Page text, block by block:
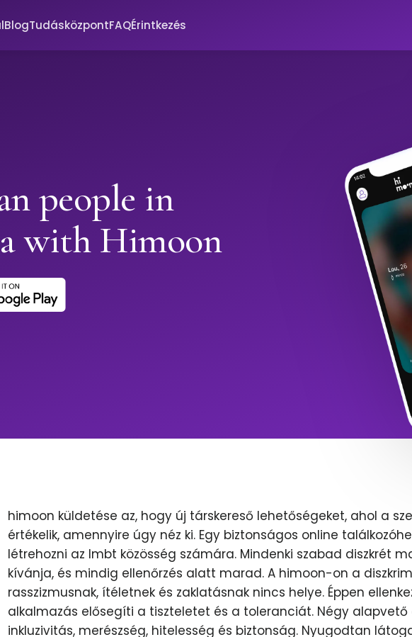
BlogTudásközpontFAQÉrintkezés
people in
with Himoon
himoon küldetése az, hogy új társkereső lehetőségeket, ahol a
értékelik, amennyire úgy néz ki. Egy biztonságos online
létrehozni az lmbt közösség számára. Mindenki szabad diszkrét
kívánja, és mindig ellenőrzés alatt marad. A himoon-on a
rasszizmusnak, ítéletnek és zaklatásnak nincs helye. Éppen
alkalmazás elősegíti a tiszteletet és a toleranciát. Négy alapvető
inkluzivitás, merészség, hitelesség és biztonság. Nyugodtan